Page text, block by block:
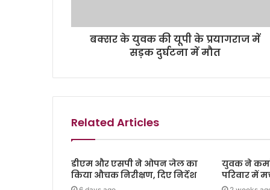
बक्सर के युवक की यूपी के प्रयागराज में
सड़क दुर्घटना में मौत
Related Articles
डीएम और एसपी ने ओपन जेल का
किया औचक निरीक्षण, दिए निर्देश
युवक ने
परिवार में